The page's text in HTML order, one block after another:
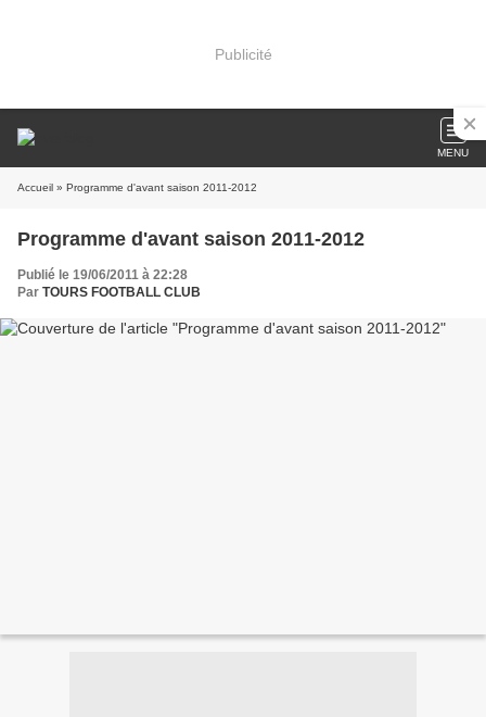
Publicité
MENU
Accueil » Programme d'avant saison 2011-2012
Programme d'avant saison 2011-2012
Publié le 19/06/2011 à 22:28
Par TOURS FOOTBALL CLUB